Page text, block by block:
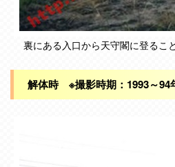
裏にある入口から天守閣に登るこ
解体時 ※撮影時期：1993～94